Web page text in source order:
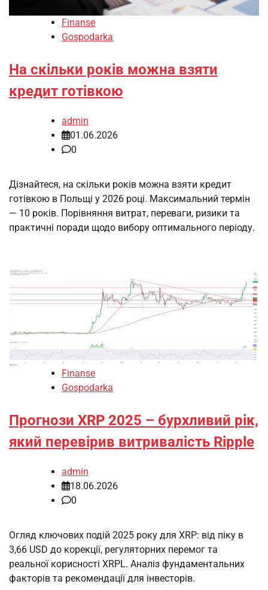
Finanse
Gospodarka
На скільки років можна взяти
кредит готівкою
admin
01.06.2026
0
Дізнайтеся, на скільки років можна взяти кредит
готівкою в Польщі у 2026 році. Максимальний термін
— 10 років. Порівняння витрат, переваги, ризики та
практичні поради щодо вибору оптимального періоду.
Finanse
Gospodarka
Прогнози XRP 2025 – бурхливий рік,
який перевірив витривалість Ripple
admin
18.06.2026
0
Огляд ключових подій 2025 року для XRP: від піку в
3,66 USD до корекції, регуляторних перемог та
реальної корисності XRPL. Аналіз фундаментальних
факторів та рекомендації для інвесторів.